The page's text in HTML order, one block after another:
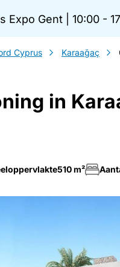
Expo Gent 10:00 -
Cyprus Karaağaç
in
510 m²